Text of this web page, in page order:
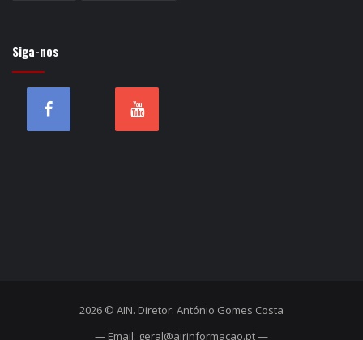
Siga-nos
2026 © AIN. Diretor: António Gomes Costa
— Email: geral@airinformacao.pt —